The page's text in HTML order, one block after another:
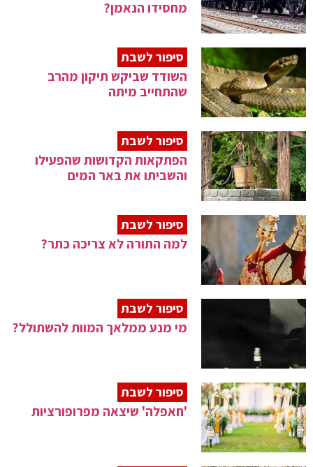
מחסידו הנאמן?
סיפור לשבת
השודד שביקש תיקון מהרב
שהתחייב מיתה
סיפור לשבת
הפתקאות הקדושות שהפעילו
והשביתו את באר המים
סיפור לשבת
למה התורה לא צריכה כתר?
סיפור לשבת
מי מנע ממלאך המוות להשתולל?
סיפור לשבת
'חאפלה' שיצאה מפרופורציות